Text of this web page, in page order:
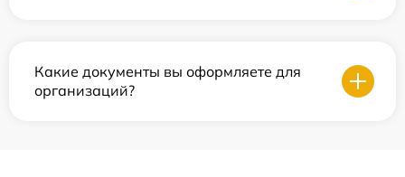
Какие документы вы оформляете для
организаций?